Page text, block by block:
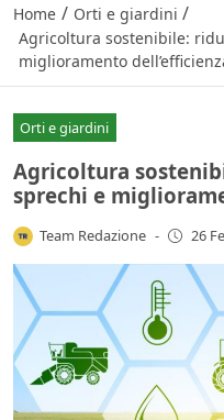
Home / Orti e giardini /
Agricoltura sostenibile:
miglioramento
Orti e giardini
Agricoltura
sprechi e
Team Redazione - 26